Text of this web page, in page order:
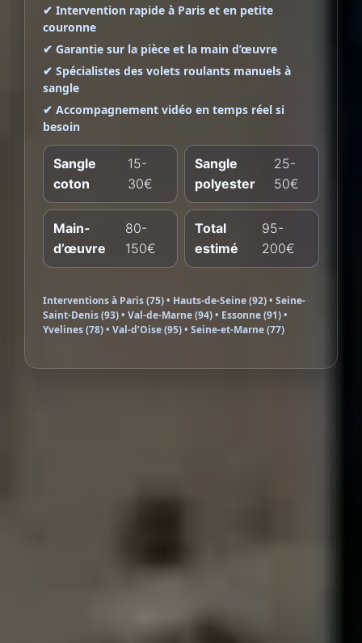
✔ Intervention rapide à Paris et en petite
couronne
✔ Garantie sur la pièce et la main d’œuvre
✔ Spécialistes des volets roulants manuels à
sangle
✔ Accompagnement vidéo en temps réel si
besoin
Sangle
coton
15-
30€
Sangle
polyester
25-
50€
Main-
d’œuvre
80-
150€
Total
estimé
95-
200€
Interventions à Paris (75) • Hauts-de-Seine (92) • Seine-
Saint-Denis (93) • Val-de-Marne (94) • Essonne (91) •
Yvelines (78) • Val-d’Oise (95) • Seine-et-Marne (77)